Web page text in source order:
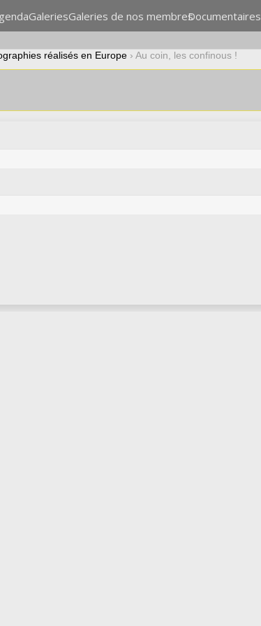
GaleriesGaleries de nos membresDocumentaires
réalisés en Europe › Au coin, les confinous !